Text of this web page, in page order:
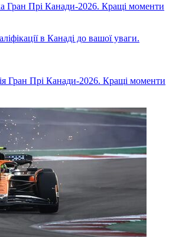
Гран Прі Канади-2026. Кращі моменти
Гран Прі Канади-2026. Кращі моменти